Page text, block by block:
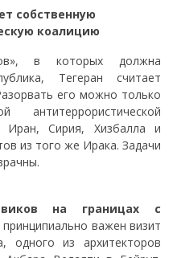
собственную
коалицию
в которых должна
Тегеран считает
его можно только
антитеррористической
Иран, Сирия, Хизбалла и
из того же Ирака. Задачи
на границах с
важен визит
одного из архитекторов